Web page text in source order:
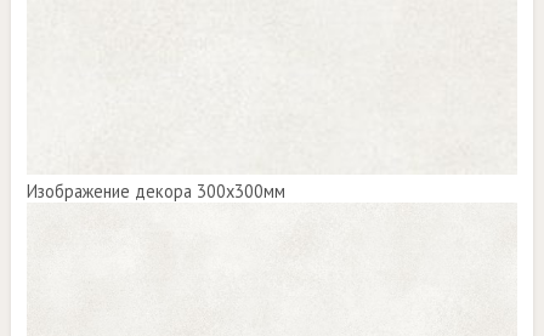
Изображение декора 300х300мм